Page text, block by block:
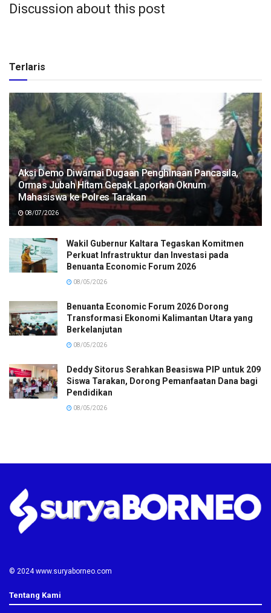
Discussion about this post
Terlaris
Aksi Demo Diwarnai Dugaan Penghinaan Pancasila,
Ormas Jubah Hitam Gepak Laporkan Oknum
Mahasiswa ke Polres Tarakan
08/07/2026
Wakil Gubernur Kaltara Tegaskan Komitmen
Perkuat Infrastruktur dan Investasi pada
Benuanta Economic Forum 2026
08/05/2026
Benuanta Economic Forum 2026 Dorong
Transformasi Ekonomi Kalimantan Utara yang
Berkelanjutan
08/05/2026
Deddy Sitorus Serahkan Beasiswa PIP untuk 209
Siswa Tarakan, Dorong Pemanfaatan Dana bagi
Pendidikan
08/05/2026
© 2024 www.suryaborneo.com
Tentang Kami